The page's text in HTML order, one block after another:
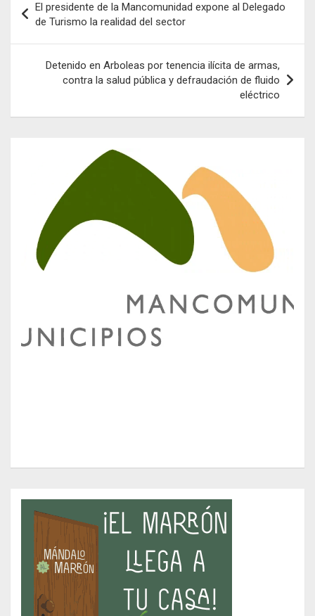
de
entradas
El presidente de la Mancomunidad expone al Delegado
de Turismo la realidad del sector
Detenido en Arboleas por tenencia ilícita de armas,
contra la salud pública y defraudación de fluido
eléctrico